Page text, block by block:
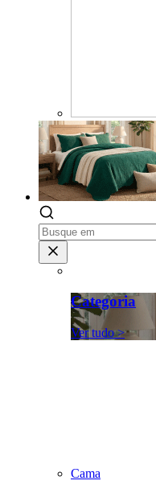
Categoria
Ver tudo >
Cama